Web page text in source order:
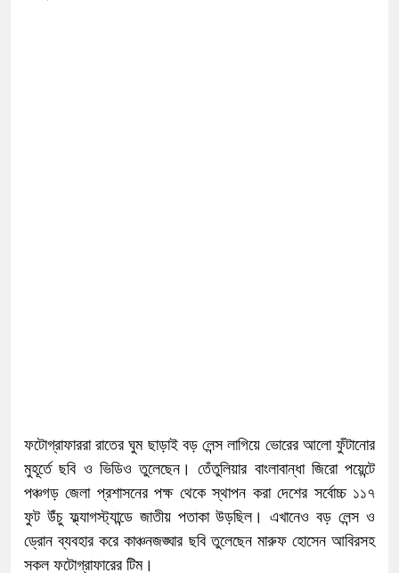
ফটোগ্রাফাররা রাতের ঘুম ছাড়াই বড় লেন্স লাগিয়ে ভোরের আলো ফুঁটানোর
মুহূর্তে ছবি ও ভিডিও তুলেছেন। তেঁতুলিয়ার বাংলাবান্ধা জিরো পয়েন্টে
পঞ্চগড় জেলা প্রশাসনের পক্ষ থেকে স্থাপন করা দেশের সর্বোচ্চ ১১৭
ফুট উঁচু ফ্ল্যাগস্ট্যান্ডে জাতীয় পতাকা উড়ছিল। এখানেও বড় লেন্স ও
ড্রোন ব্যবহার করে কাঞ্চনজঙ্ঘার ছবি তুলেছেন মারুফ হোসেন আবিরসহ
সকল ফটোগ্রাফারের টিম।